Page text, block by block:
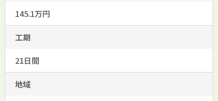
145.1万円
工期
21日間
地域